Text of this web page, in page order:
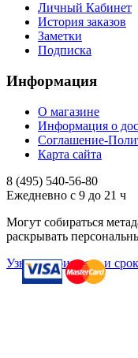
Личный Кабинет
История заказов
Заметки
Подписка
Информация
О магазине
Информация о
Соглашение-
Карта сайта
8 (495) 540-56-80
Ежедневно с 9 до 21 ч
Могут собираться
раскрывать
Узнать стоимость и